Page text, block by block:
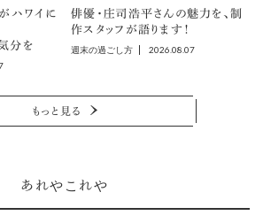
ハワイに
分を
俳優・庄司浩平さんの魅力を、制
作スタッフが語ります！
週末の過ごし方 2026.08.07
もっと見る
あれやこれや